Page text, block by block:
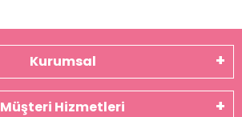
Kurumsal
Müşteri Hizmetleri